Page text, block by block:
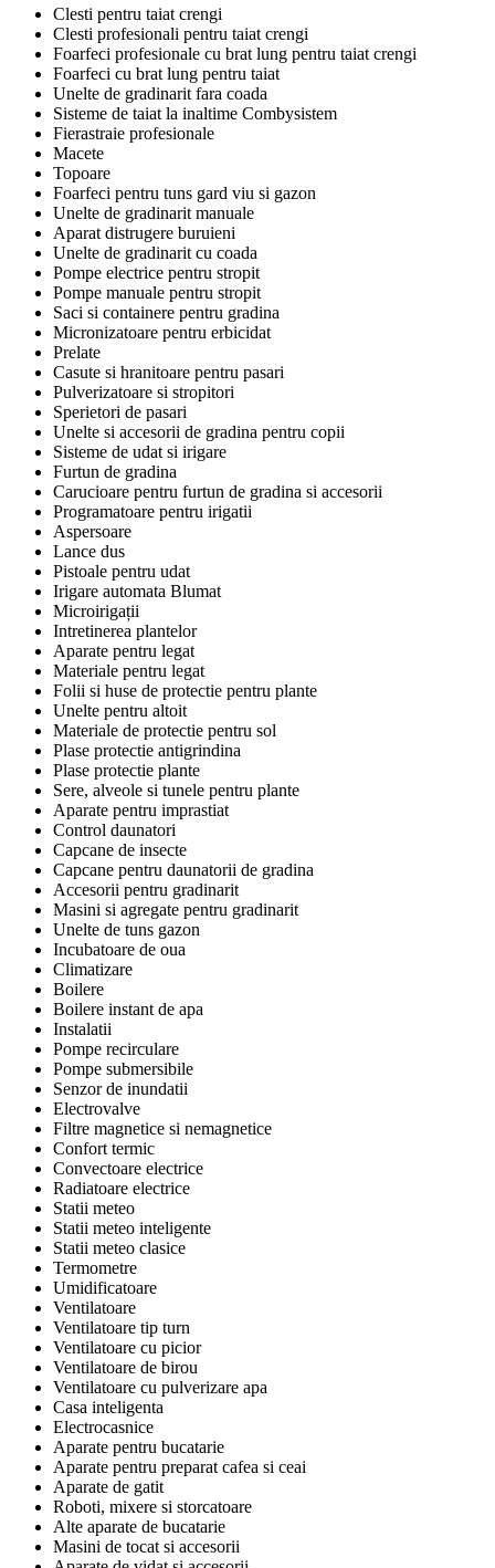
Clesti pentru taiat crengi
Clesti profesionali pentru taiat crengi
Foarfeci profesionale cu brat lung pentru taiat crengi
Foarfeci cu brat lung pentru taiat
Unelte de gradinarit fara coada
Sisteme de taiat la inaltime Combysistem
Fierastraie profesionale
Macete
Topoare
Foarfeci pentru tuns gard viu si gazon
Unelte de gradinarit manuale
Aparat distrugere buruieni
Unelte de gradinarit cu coada
Pompe electrice pentru stropit
Pompe manuale pentru stropit
Saci si containere pentru gradina
Micronizatoare pentru erbicidat
Prelate
Casute si hranitoare pentru pasari
Pulverizatoare si stropitori
Sperietori de pasari
Unelte si accesorii de gradina pentru copii
Sisteme de udat si irigare
Furtun de gradina
Carucioare pentru furtun de gradina si accesorii
Programatoare pentru irigatii
Aspersoare
Lance dus
Pistoale pentru udat
Irigare automata Blumat
Microirigații
Intretinerea plantelor
Aparate pentru legat
Materiale pentru legat
Folii si huse de protectie pentru plante
Unelte pentru altoit
Materiale de protectie pentru sol
Plase protectie antigrindina
Plase protectie plante
Sere, alveole si tunele pentru plante
Aparate pentru imprastiat
Control daunatori
Capcane de insecte
Capcane pentru daunatorii de gradina
Accesorii pentru gradinarit
Masini si agregate pentru gradinarit
Unelte de tuns gazon
Incubatoare de oua
Climatizare
Boilere
Boilere instant de apa
Instalatii
Pompe recirculare
Pompe submersibile
Senzor de inundatii
Electrovalve
Filtre magnetice si nemagnetice
Confort termic
Convectoare electrice
Radiatoare electrice
Statii meteo
Statii meteo inteligente
Statii meteo clasice
Termometre
Umidificatoare
Ventilatoare
Ventilatoare tip turn
Ventilatoare cu picior
Ventilatoare de birou
Ventilatoare cu pulverizare apa
Casa inteligenta
Electrocasnice
Aparate pentru bucatarie
Aparate pentru preparat cafea si ceai
Aparate de gatit
Roboti, mixere si storcatoare
Alte aparate de bucatarie
Masini de tocat si accesorii